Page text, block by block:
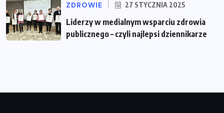
ZDROWIE 27 STYCZNIA 2025
Liderzy w medialnym wsparciu zdrowia
publicznego – czyli najlepsi dziennikarze